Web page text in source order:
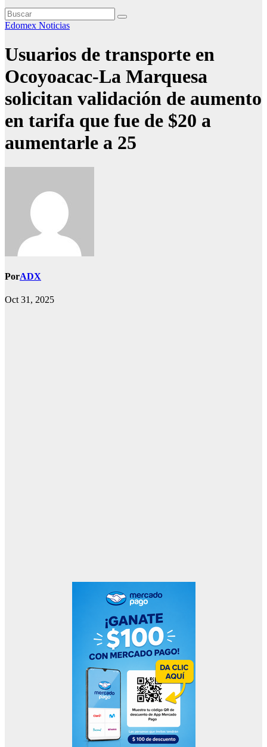
Edomex Noticias
Usuarios de transporte en
Ocoyoacac-La Marquesa
solicitan validación de aumento
en tarifa que fue de $20 a
aumentarle a 25
PorADX
Oct 31, 2025